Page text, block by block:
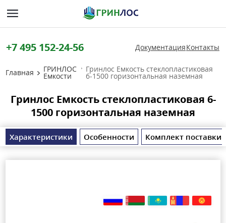
+7 495 152-24-56 ДокументацияКонтакты
Главная ГРИНЛОС
Емкости
Гринлос Емкость стеклопластиковая
6-1500 горизонтальная наземная
Гринлос Емкость стеклопластиковая 6-
1500 горизонтальная наземная
Характеристики Особенности Комплект поставки